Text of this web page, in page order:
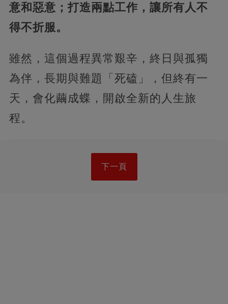
意和惡意；打造兩點工作，讓所有人不
得不折服。
雖然，這個過程異常艱辛，終日與孤獨
為伴，長期與難題「死磕」，但終有一
天，會化繭成蝶，開啟全新的人生旅
程。
下一頁